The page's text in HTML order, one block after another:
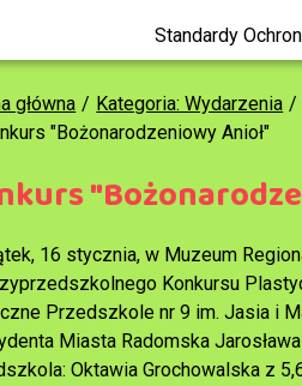
Standardy
główna Kategoria: Wydarzenia
"Bożonarodzeniowy Anioł"
16 stycznia, w Muzeum
Konkursu
Przedszkole nr 9 im. Jasia i
Miasta Radomska
Oktawia Grochowalska z